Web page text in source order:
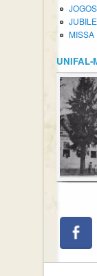
MISSA
UNIFAL-